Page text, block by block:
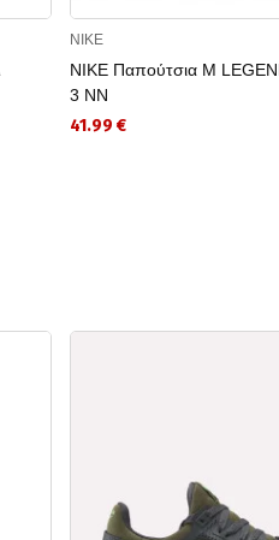
NIKE
NIKE Παπούτσια M
3 NN
41.99 €